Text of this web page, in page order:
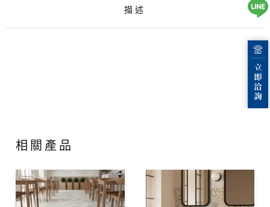
描述
相關產品